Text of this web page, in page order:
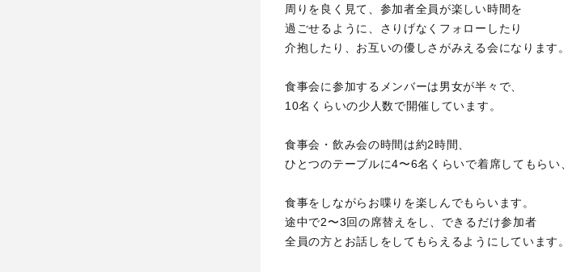
周りを良く見て、参加者全員が楽しい時間を
過ごせるように、さりげなくフォローしたり
介抱したり、お互いの優しさがみえる会になります。
食事会に参加するメンバーは男女が半々で、
10名くらいの少人数で開催しています。
食事会・飲み会の時間は約2時間、
ひとつのテーブルに4〜6名くらいで着席してもらい、
食事をしながらお喋りを楽しんでもらいます。
途中で2〜3回の席替えをし、できるだけ参加者
全員の方とお話しをしてもらえるようにしています。